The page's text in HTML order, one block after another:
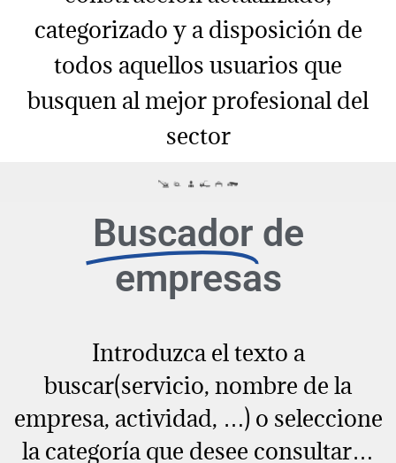
categorizado y a disposición de
todos aquellos usuarios que
busquen al mejor profesional del
sector
Buscador de
empresas
Introduzca el texto a
buscar(servicio, nombre de la
empresa, actividad, …) o seleccione
la categoría que desee consultar…